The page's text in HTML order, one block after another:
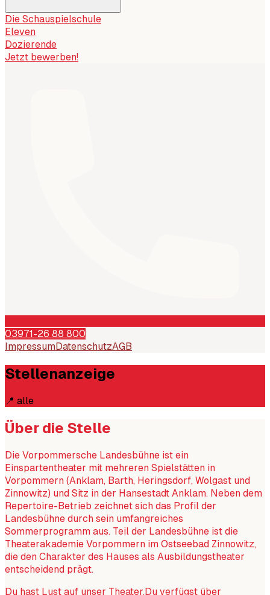
Die Schauspielschule
Eleven
Dozierende
Jetzt bewerben!
03971-26 88 800
Impressum DatenschutzAGB
Stellenanzeige
📍 alle
Über die Stelle
Die Vorpommersche Landesbühne ist ein
Einspartentheater mit mehreren Spielstätten in
Vorpommern (Anklam, Barth, Heringsdorf, Wolgast und
Zinnowitz) und Sitz in der Hansestadt Anklam. Neben dem
Repertoire-Betrieb zeichnet sich das Profil der
Landesbühne durch sein umfangreiches
Sommerprogramm aus. Teil der Landesbühne ist die
Theaterakademie Vorpommern im Ostseebad Zinnowitz,
die den Charakter des Hauses als Ausbildungstheater
entscheidend prägt.
Du hast Lust auf unser Theater.Du verfügst über